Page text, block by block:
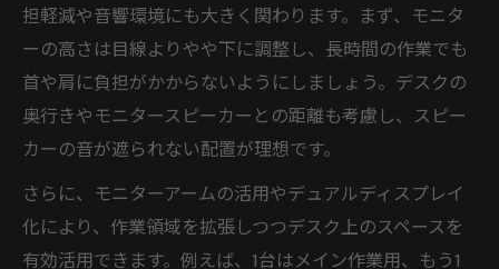
担軽減や音響環境にも大きく関わります。まず、モニタ
ーの高さは目線よりやや下に調整し、長時間の作業でも
首や肩に負担がかからないようにしましょう。デスクの
奥行きやモニタースピーカーとの距離も考慮し、スピー
カーの音が遮られない配置が理想です。
さらに、モニターアームの活用やデュアルディスプレイ
化により、作業領域を拡張しつつデスク上のスペースを
有効活用できます。例えば、1台はメイン作業用、もう1